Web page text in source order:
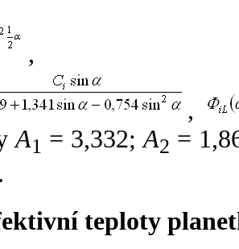
,
,
A1 = 3,332;A2 =
teploty